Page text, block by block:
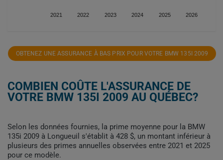
2021 2022 2023 2024 2025 2026
OBTENEZ UNE ASSURANCE À BAS PRIX POUR VOTRE BMW 135I 2009
COMBIEN COÛTE L'ASSURANCE DE
VOTRE BMW 135I 2009 AU QUÉBEC?
Selon les données fournies, la prime moyenne pour la BMW
135i 2009 à Longueuil s'établit à 428 $, un montant inférieur à
plusieurs des primes annuelles observées entre 2021 et 2025
pour ce modèle.